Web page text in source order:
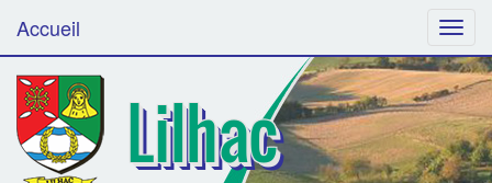
Menu
Accueil
Lilhac